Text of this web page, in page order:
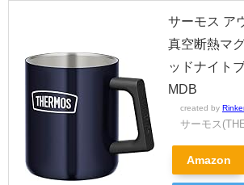
サーモス ア
真空断熱マ
ッドナイト
MDB
created by
サーモス
Amazon